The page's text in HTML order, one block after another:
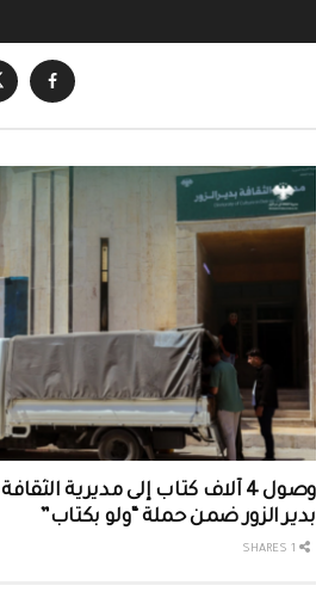
وصول 4 آلاف كتاب إلى مديرية الثقافة
بدير الزور ضمن حملة “ولو بكتاب”